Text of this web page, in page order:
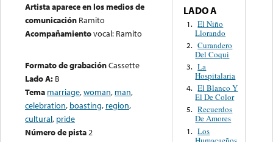
Artista aparece en los medios de
comunicación Ramito
Acompañamientovocal: Ramito
Formato de grabaciónCassette
Lado A: B
Tema marriage,woman, man,
celebration, boasting, region,
cultural, pride
Número de pista2
LADO A
1. El Niño
Llorando
2. Curandero
Del Coqui
3. La
Hospitalaria
4. El Blanco Y
El De Color
5. Recuerdos
De Amores
1. Los